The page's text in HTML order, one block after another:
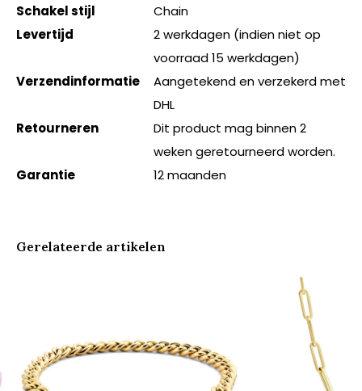
Schakel stijl
Chain
Levertijd
2 werkdagen (indien niet op
voorraad 15 werkdagen)
Verzendinformatie
Aangetekend en verzekerd met
DHL
Retourneren
Dit product mag binnen 2
weken geretourneerd worden.
Garantie
12 maanden
Gerelateerde artikelen